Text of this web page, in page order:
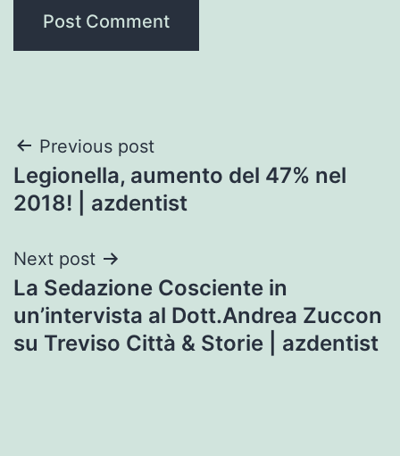
Post
navigation
Previous post
Legionella, aumento del 47% nel
2018! | azdentist
Next post
La Sedazione Cosciente in
un’intervista al Dott.Andrea Zuccon
su Treviso Città & Storie | azdentist